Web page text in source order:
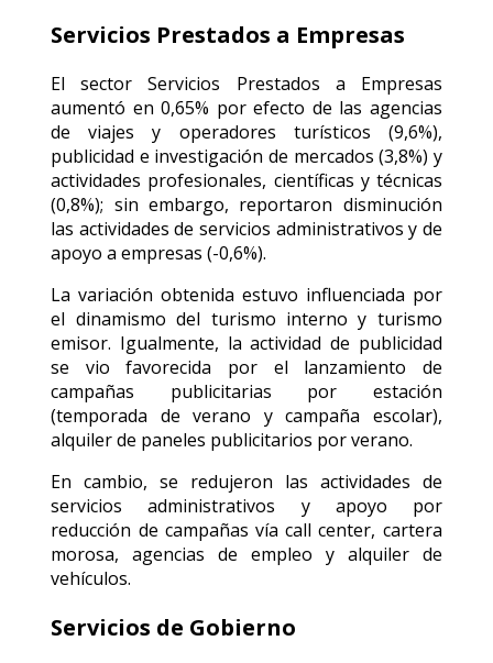
Servicios Prestados a Empresas
El sector Servicios Prestados a Empresas
aumentó en 0,65% por efecto de las agencias
de viajes y operadores turísticos (9,6%),
publicidad e investigación de mercados (3,8%) y
actividades profesionales, científicas y técnicas
(0,8%); sin embargo, reportaron disminución
las actividades de servicios administrativos y de
apoyo a empresas (-0,6%).
La variación obtenida estuvo influenciada por
el dinamismo del turismo interno y turismo
emisor. Igualmente, la actividad de publicidad
se vio favorecida por el lanzamiento de
campañas publicitarias por estación
(temporada de verano y campaña escolar),
alquiler de paneles publicitarios por verano.
En cambio, se redujeron las actividades de
servicios administrativos y apoyo por
reducción de campañas vía call center, cartera
morosa, agencias de empleo y alquiler de
vehículos.
Servicios de Gobierno